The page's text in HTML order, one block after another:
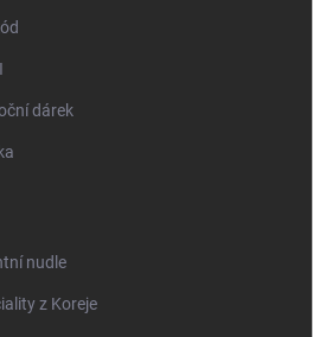
dárek
nudle
z Koreje